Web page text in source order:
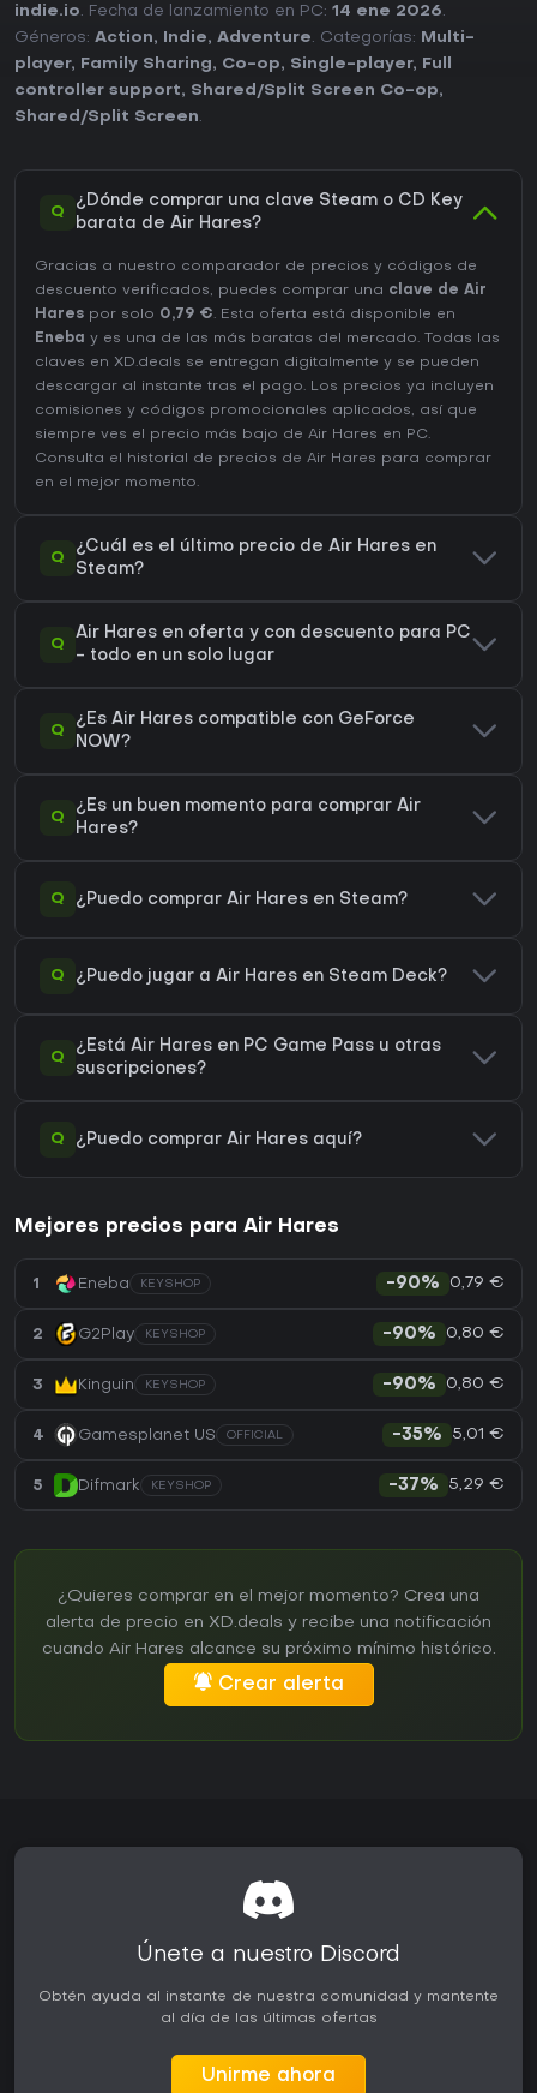
indie.io. Fecha de lanzamiento en PC: 14 ene 2026.
Géneros: Action, Indie, Adventure. Categorías:
Multi-
player, Family Sharing, Co-op, Single-player,
Full
controller support, Shared/Split Screen Co-op,
Shared/Split Screen.
Q
¿Dónde comprar una clave Steam o CD Key
barata de Air Hares?
Gracias a nuestro comparador de precios y códigos de
descuento verificados, puedes comprar una clave de Air
Hares por solo 0,79 €. Esta oferta está disponible en
Eneba y es una de las más baratas del mercado. Todas las
claves en XD.deals se entregan digitalmente y se pueden
descargar al instante tras el pago. Los precios ya incluyen
comisiones y códigos promocionales aplicados, así que
siempre ves el precio más bajo de Air Hares en PC.
Consulta el
historial de precios de Air Hares para comprar
en el mejor momento.
Q
¿Cuál es el último precio de Air Hares en
Steam?
Q
Air Hares en oferta y con descuento para PC
- todo en un solo lugar
Q
¿Es Air Hares compatible con GeForce
NOW?
Q
¿Es un buen momento para comprar Air
Hares?
Q ¿Puedo comprar Air Hares en Steam?
Q ¿Puedo jugar a Air Hares en Steam Deck?
Q
¿Está Air Hares en PC Game Pass u otras
suscripciones?
Q ¿Puedo comprar Air Hares aquí?
Mejores precios para Air Hares
1 Eneba KEYSHOP -90% 0,79 €
2 G2Play KEYSHOP -90% 0,80 €
3 Kinguin KEYSHOP -90% 0,80 €
4 Gamesplanet US OFFICIAL -35% 5,01 €
5 Difmark KEYSHOP -37% 5,29 €
¿Quieres comprar en el mejor momento? Crea una
alerta de precio en XD.deals y recibe una notificación
cuando Air Hares alcance su próximo mínimo histórico.
Crear alerta
Únete a nuestro Discord
Obtén ayuda al instante de nuestra comunidad y mantente
al día de las últimas ofertas
Unirme ahora